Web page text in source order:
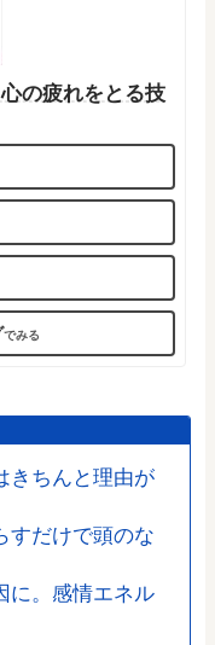
の疲れをとる技
きちんと理由が
すだけで頭のな
に。感情エネル